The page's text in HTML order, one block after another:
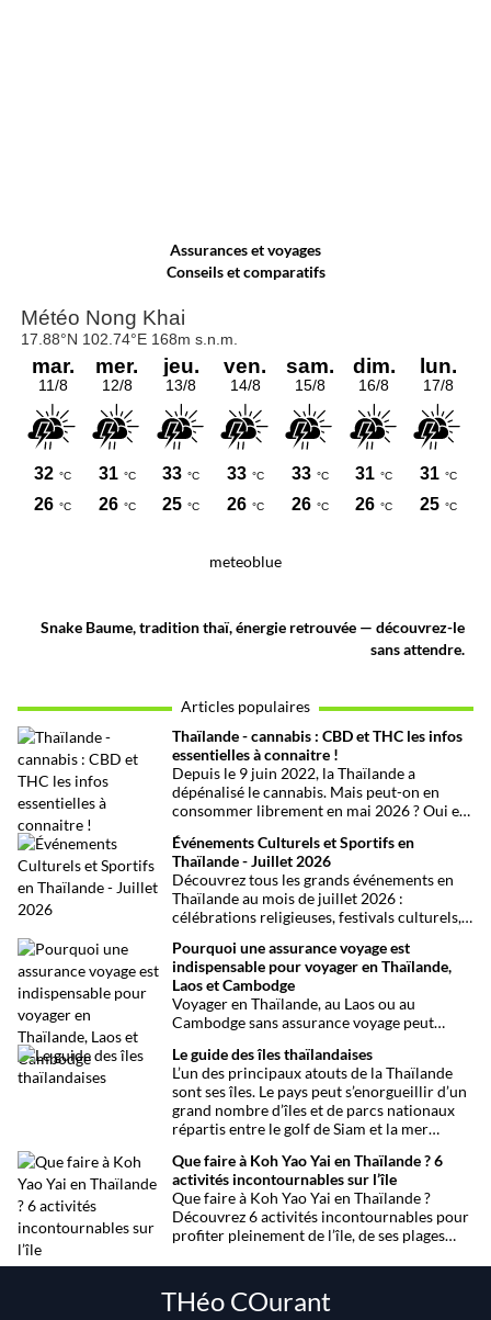
Assurances et voyages
Conseils et comparatifs
meteoblue
Snake Baume, tradition thaï, énergie retrouvée — découvrez-le
sans attendre.
Articles populaires
Thaïlande - cannabis : CBD et THC les infos
essentielles à connaitre !
Depuis le 9 juin 2022, la Thaïlande a
dépénalisé le cannabis. Mais peut-on en
consommer librement en mai 2026 ? Oui et
confusions qui peuvent avoir de grosses
conséquences ! Explications.
Événements Culturels et Sportifs en
Thaïlande - Juillet 2026
Découvrez tous les grands événements en
Thaïlande au mois de juillet 2026 :
célébrations religieuses, festivals culturels,
et fêtes locales. Une sélection
chronologique complète pour ne rien
manquer !
Pourquoi une assurance voyage est
indispensable pour voyager en Thaïlande,
Laos et Cambodge
Voyager en Thaïlande, au Laos ou au
Cambodge sans assurance voyage peut
maladies ou perte de bagages sont des
imprévus fréquents en Asie du Sud-Est.
Découvrez pourquoi une assurance voyage
est essentielle pour garantir votre sécurité
et votre sérénité.
Le guide des îles thaïlandaises
L’un des principaux atouts de la Thaïlande
sont ses îles. Le pays peut s’enorgueillir d’un
grand nombre d’îles et de parcs nationaux
répartis entre le golf de Siam et la mer
Que faire à Koh Yao Yai en Thaïlande ? 6
activités incontournables sur l’île
Que faire à Koh Yao Yai en Thaïlande ?
Découvrez 6 activités incontournables pour
profiter pleinement de l’île, de ses plages
THéo COurant